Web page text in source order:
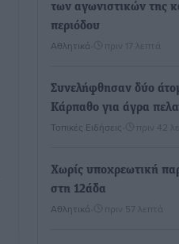
των αγωνιστικών της
περιόδου
Αθλητικά πριν 17 λεπτά
Συνελήφθησαν δύο
Κάρπαθο για άγρα
Τοπικές Ειδήσεις πριν 42
Χωρίς υποχρεωτική
στη 12άδα
Αθλητικά πριν 57 λεπτά